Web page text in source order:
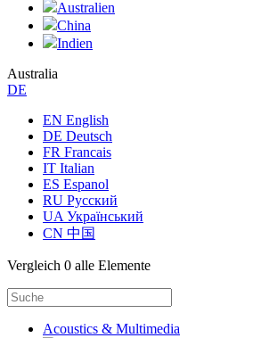
Australien
China
Indien
Australia
DE
EN English
DE Deutsch
FR Francais
IT Italian
ES Espanol
RU Русский
UA Український
CN 中国
Vergleich 0 alle Elemente
Acoustics & Multimedia